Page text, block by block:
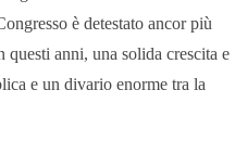
è detestato ancor più
anni, una solida crescita e
e un divario enorme tra la